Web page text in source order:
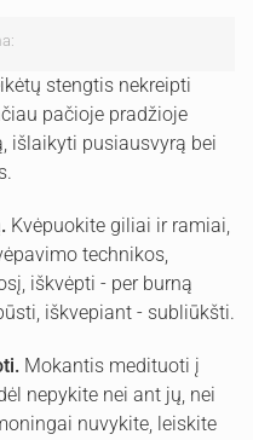
stengtis nekreipti
pačioje pradžioje
išlaikyti pusiausvyrą bei
Kvėpuokite giliai ir ramiai,
technikos,
iškvėpti - per burną
iškvepiant - subliūkšti.
Mokantis medituoti į
nepykite nei ant jų, nei
nuvykite, leiskite